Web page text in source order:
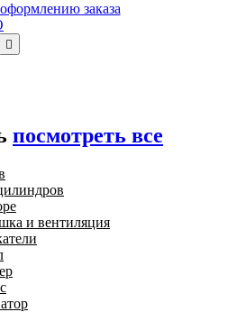
заказа

посмотреть все
и вентиляция